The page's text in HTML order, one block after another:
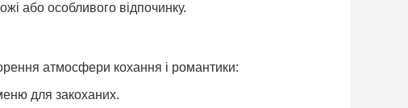
або особливого відпочинку.
атмосфери кохання і романтики:
для закоханих.